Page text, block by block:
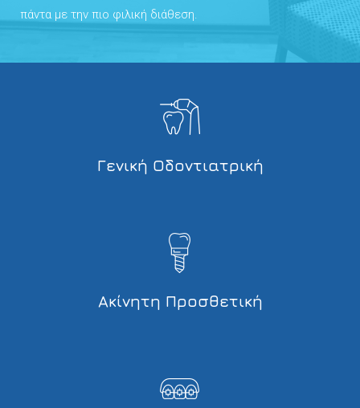
πάντα με την πιο φιλική διάθεση.
Γενική Οδοντιατρική
Ακίνητη Προσθετική